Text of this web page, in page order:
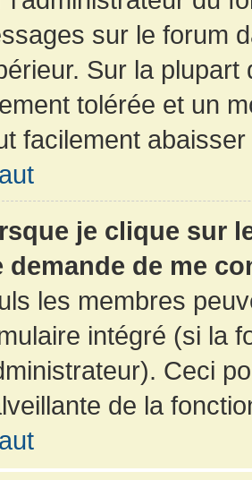
sur le forum
Sur la
tolérée et un
facilement
je clique sur
demande de me
les membres
intégré (si la
Ceci
de la